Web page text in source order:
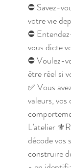
⛔ Savez-
votre vie
⛔
vous dicte
⛔ Voulez-
être réel si
✅ Vous
valeurs, vos
L’atelier
décode vos
construire